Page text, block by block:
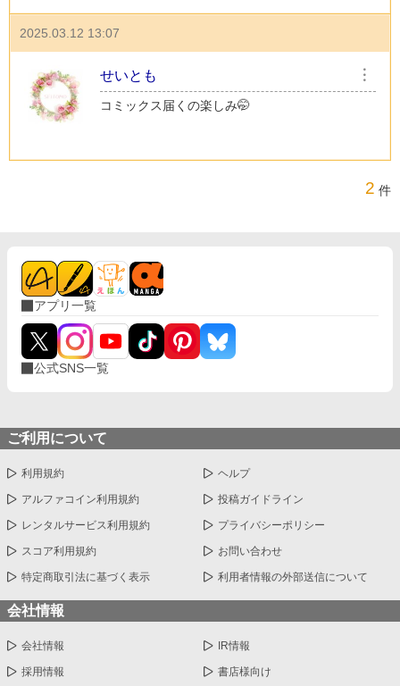
2025.03.12 13:07
せいとも ︙
コミックス届くの楽しみ🤭
2 件
アプリ一覧
公式SNS一覧
ご利用について
利用規約 ヘルプ
アルファコイン利用規約 投稿ガイドライン
レンタルサービス利用規約 プライバシーポリシー
スコア利用規約 お問い合わせ
特定商取引法に基づく表示 利用者情報の外部送信について
会社情報
会社情報 IR情報
採用情報 書店様向け